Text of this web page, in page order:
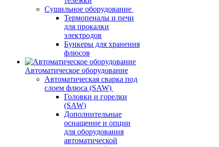
Сушильное оборудование
Термопеналы и печи
для прокалки
электродов
Бункеры для хранения
флюсов
Автоматическое оборудование
Автоматическая сварка под
слоем флюса (SAW)
Головки и горелки
(SAW)
Дополнительные
оснащение и опции
для оборудования
автоматической